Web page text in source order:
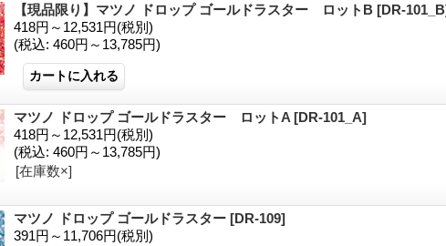
【現品限り】マツノ ドロップ ゴールドラスター ロットB [DR-
418円～12,531円(税別)
(税込: 460円～13,785円)
マツノ ドロップ ゴールドラスター ロットA [DR-101_A]
418円～12,531円(税別)
(税込: 460円～13,785円)
[在庫数×]
マツノ ドロップ ゴールドラスター [DR-109]
391円～11,706円(税別)